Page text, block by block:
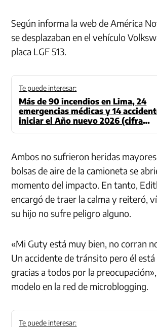
Según informa la web de América
se desplazaban en el vehículo
placa LGF 513.
Te puede interesar:
Más de 90 incendios en Lima, 24
emergencias médicas y 14
iniciar el Año nuevo 2026 (cifra
Ambos no sufrieron heridas
bolsas de aire de la camioneta se
momento del impacto. En tanto,
encargó de traer la calma y reiteró,
su hijo no sufre peligro alguno.
«Mi Guty está muy bien, no corran
Un accidente de tránsito pero él
gracias a todos por la
modelo en la red de microblogging.
Te puede interesar: